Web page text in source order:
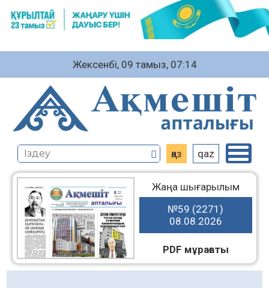
Жексенбі, 09 тамыз, 07:14
қаз qaz
Жаңа шығарылым
№59 (2271)
08.08.2026
PDF мұрағаты